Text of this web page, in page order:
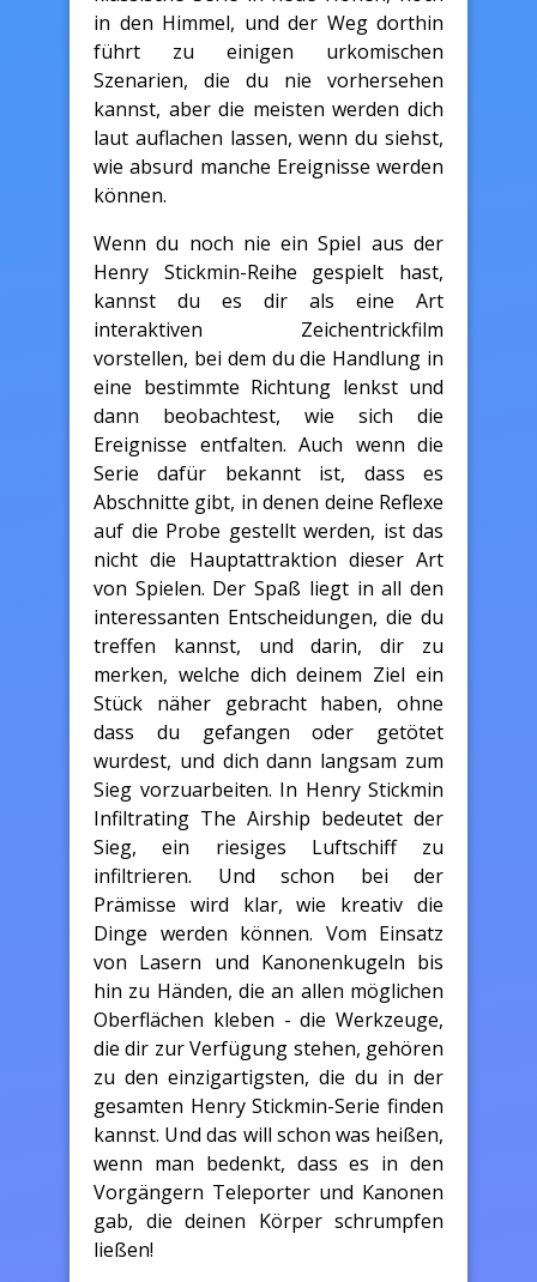
in den Himmel, und der Weg dorthin
führt zu einigen urkomischen
Szenarien, die du nie vorhersehen
kannst, aber die meisten werden dich
laut auflachen lassen, wenn du siehst,
wie absurd manche Ereignisse werden
können.
Wenn du noch nie ein Spiel aus der
Henry Stickmin-Reihe gespielt hast,
kannst du es dir als eine Art
interaktiven Zeichentrickfilm
vorstellen, bei dem du die Handlung in
eine bestimmte Richtung lenkst und
dann beobachtest, wie sich die
Ereignisse entfalten. Auch wenn die
Serie dafür bekannt ist, dass es
Abschnitte gibt, in denen deine Reflexe
auf die Probe gestellt werden, ist das
nicht die Hauptattraktion dieser Art
von Spielen. Der Spaß liegt in all den
interessanten Entscheidungen, die du
treffen kannst, und darin, dir zu
merken, welche dich deinem Ziel ein
Stück näher gebracht haben, ohne
dass du gefangen oder getötet
wurdest, und dich dann langsam zum
Sieg vorzuarbeiten. In Henry Stickmin
Infiltrating The Airship bedeutet der
Sieg, ein riesiges Luftschiff zu
infiltrieren. Und schon bei der
Prämisse wird klar, wie kreativ die
Dinge werden können. Vom Einsatz
von Lasern und Kanonenkugeln bis
hin zu Händen, die an allen möglichen
Oberflächen kleben - die Werkzeuge,
die dir zur Verfügung stehen, gehören
zu den einzigartigsten, die du in der
gesamten Henry Stickmin-Serie finden
kannst. Und das will schon was heißen,
wenn man bedenkt, dass es in den
Vorgängern Teleporter und Kanonen
gab, die deinen Körper schrumpfen
ließen!